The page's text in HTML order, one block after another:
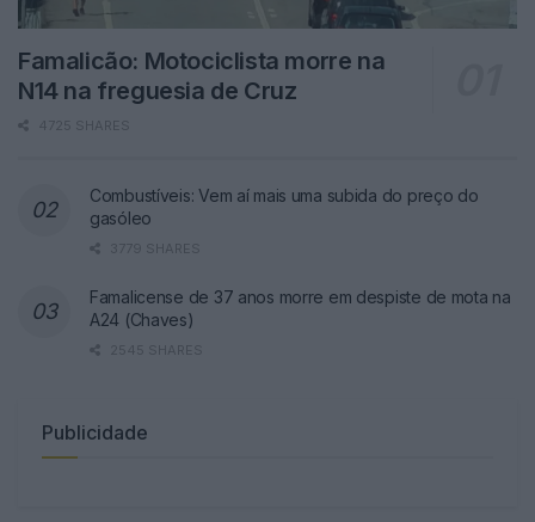
Famalicão: Motociclista morre na
N14 na freguesia de Cruz
4725 SHARES
Combustíveis: Vem aí mais uma subida do preço do
gasóleo
3779 SHARES
Famalicense de 37 anos morre em despiste de mota na
A24 (Chaves)
2545 SHARES
Publicidade